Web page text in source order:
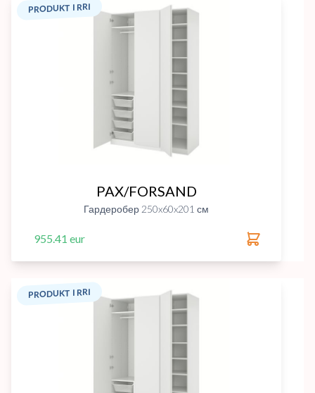
PRODUKT I RRI
PAX/FORSAND
Гардеробер 250x60x201 см
955.41 eur
PRODUKT I RRI